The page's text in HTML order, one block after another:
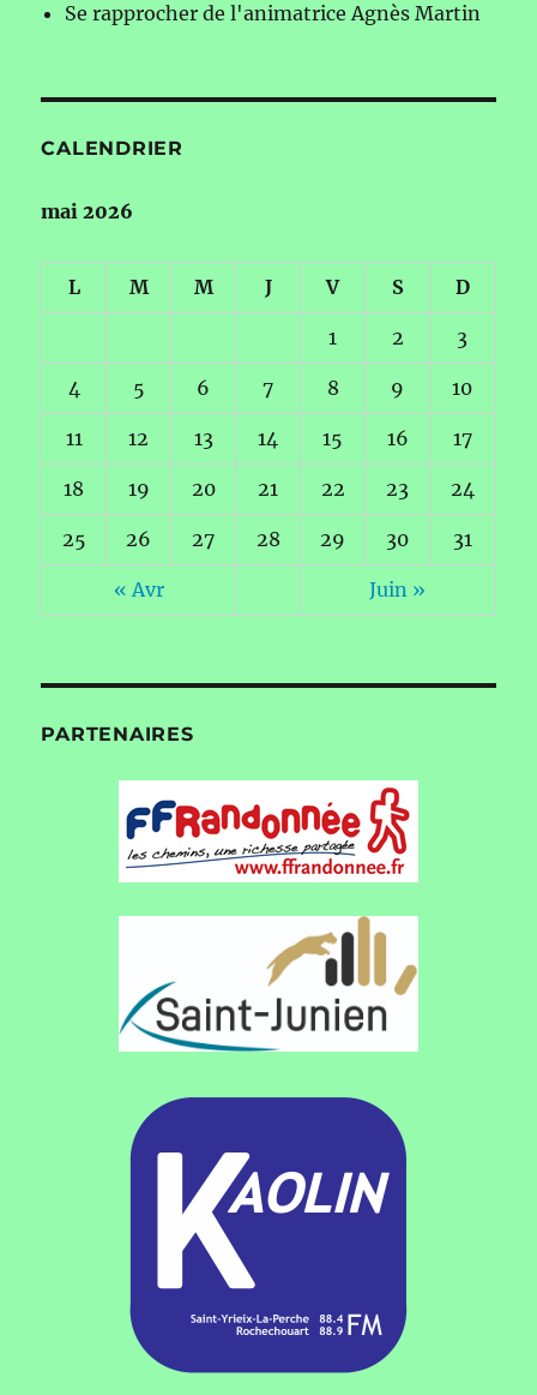
Se rapprocher de l'animatrice Agnès Martin
CALENDRIER
mai 2026
L M M J V S D
1 2 3
4 5 6 7 8 9 10
11 12 13 14 15 16 17
18 19 20 21 22 23 24
25 26 27 28 29 30 31
« Avr Juin »
PARTENAIRES